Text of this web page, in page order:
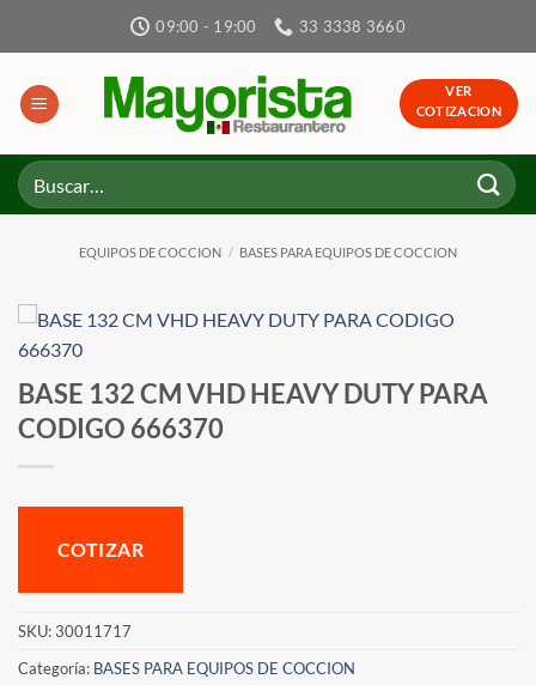
09:00 - 19:00 33 3338 3660
VER
COTIZACION
Buscar
por:
EQUIPOS DE COCCION / BASES PARA EQUIPOS DE COCCION
BASE 132 CM VHD HEAVY DUTY PARA
CODIGO 666370
COTIZAR
SKU: 30011717
Categoría: BASES PARA EQUIPOS DE COCCION